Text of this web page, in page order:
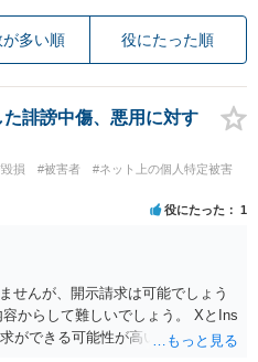
が多い順 役にたった順
誹謗中傷、悪用に対す
損 #被害者
#ネット上の個人特定被害
役にたった 1
せんが、開示請求は可能でしょう
からして難しいでしょう。 XとIns
ができる可能性が高いでしょう。